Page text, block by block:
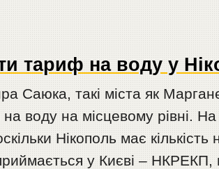
тариф на воду у
Саюка, такі міста як
воду на місцевому рівні. На
Нікополь має
у Києві – НКРЕКП,